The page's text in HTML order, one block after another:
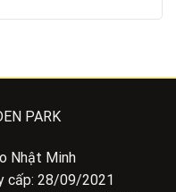
PARK
Nhật Minh
cấp: 28/09/2021